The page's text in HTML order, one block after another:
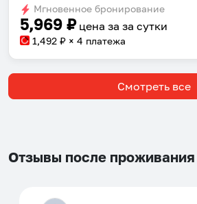
changing
dates.
changing
dates.
Мгновенное бронирование
5,969 ₽ цена за за сутки
1,492 ₽ × 4 платежа
Смотреть все
Отзывы после проживания